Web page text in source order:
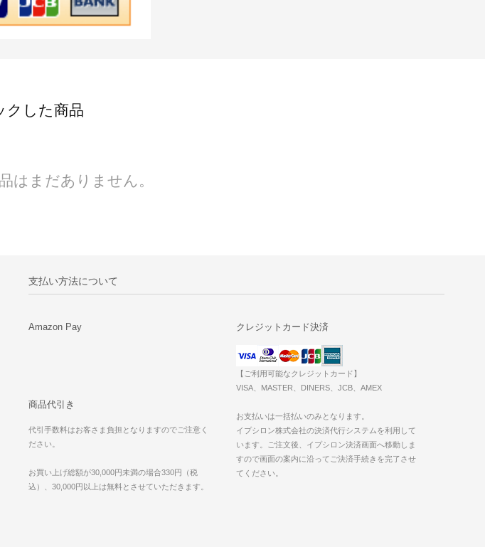
クした商品
はまだありません。
支払い方法について
Amazon Pay クレジットカード決済
【ご利用可能なクレジットカード】
VISA、MASTER、DINERS、JCB、AMEX
お支払いは一括払いのみとなります。
イプシロン株式会社の決済代行システムを利用して
います。ご注文後、イプシロン決済画面へ移動しま
すので画面の案内に沿ってご決済手続きを完了させ
てください。
商品代引き
代引手数料はお客さま負担となりますのでご注意く
ださい。
お買い上げ総額が30,000円未満の場合330円（税
込）、30,000円以上は無料とさせていただきます。